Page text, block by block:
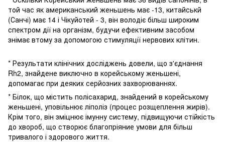
той час як американський женьшень має -13, китайськй
(Санчі) має 14 і Чікуйотей - 3, він володіє більш широким
спектром дії на організм, будучи ефективним засобом
знімає втому за допомогою стимуляції нервових клітин.
* Результати клінічних досліджень довели, що з'єднання
Rh2, знайдене виключно в корейському женьшені,
допомагає при деяких серйозних захворюваннях.
* Білок, що містить полісахарид, знайдений в корейському
женьшені, уповільнює ліполіз (процес розщеплення жирів).
Крім того, він зміцнює імунну систему, підвищуючи стійкість
до хвороб, що створює благопріяние умови для більш
тривалого і здорового життя.